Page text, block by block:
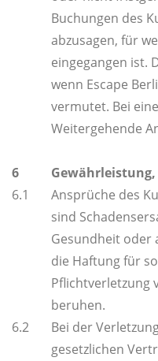
Buchungen des
abzusagen, für
eingegangen ist.
wenn Escape
vermutet. Bei
Weitergehende
6
6.1
Ansprüche des
sind
Gesundheit oder
die Haftung für
Pflichtverletzung
beruhen.
6.2
Bei der
gesetzlichen